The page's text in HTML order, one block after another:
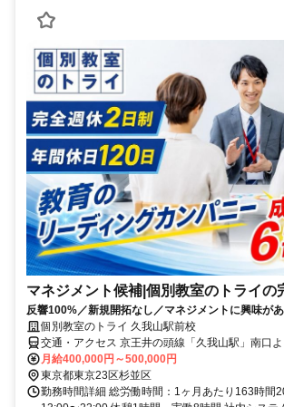
マネジメント候補|個別教室のトライの
反響100%／新規開拓なし／マネジメントに興味が
個別教室のトライ 久我山駅前校
交通・アクセス 京王井の頭線「久我山駅」南口
月給400,000円～500,000円
東京都東京23区杉並区
勤務時間詳細 総労働時間：1ヶ月あたり163時間